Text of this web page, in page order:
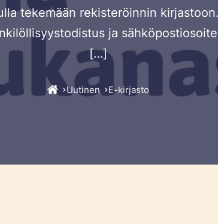
tekemään rekisteröinnin
ja
[…]
Uutinen E-kirjasto